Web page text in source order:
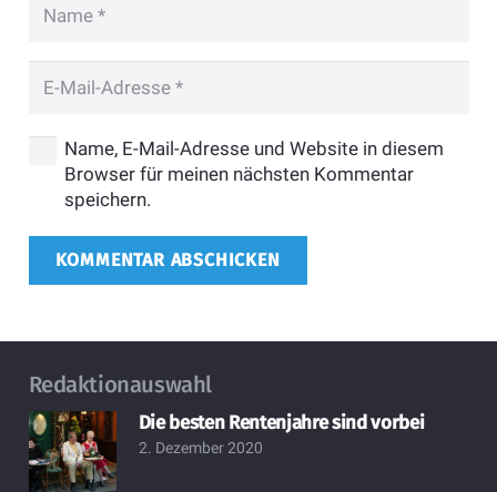
Name, E-Mail-Adresse und Website in diesem
Browser für meinen nächsten Kommentar
speichern.
KOMMENTAR ABSCHICKEN
Redaktionauswahl
Die besten Rentenjahre sind vorbei
2. Dezember 2020